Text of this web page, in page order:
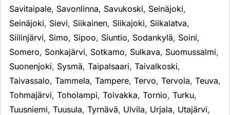
Savitaipale, Savonlinna, Savukoski, Seinäjoki,
Seinäjoki, Sievi, Siikainen, Siikajoki, Siikalatva,
Siilinjärvi, Simo, Sipoo, Siuntio, Sodankylä, Soini,
Somero, Sonkajärvi, Sotkamo, Sulkava, Suomussalmi,
Suonenjoki, Sysmä, Taipalsaari, Taivalkoski,
Taivassalo, Tammela, Tampere, Tervo, Tervola, Teuva,
Tohmajärvi, Toholampi, Toivakka, Tornio, Turku,
Tuusniemi, Tuusula, Tyrnävä, Ulvila, Urjala, Utajärvi,